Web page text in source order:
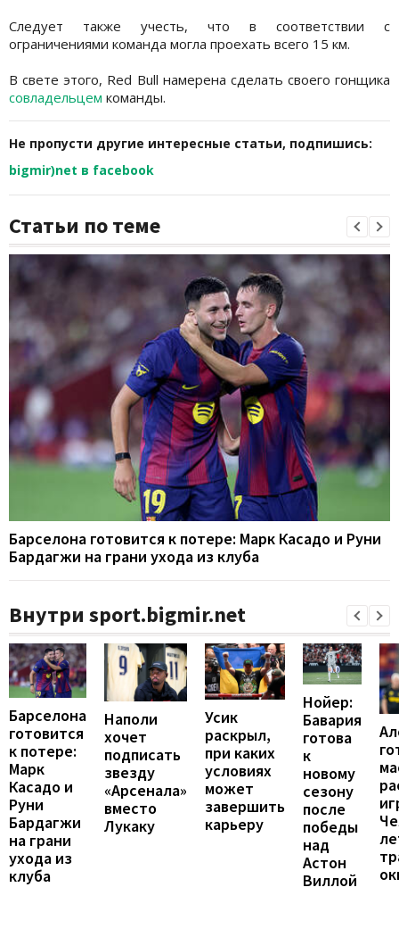
Следует также учесть, что в соответствии с
ограничениями команда могла проехать всего 15 км.
В свете этого, Red Bull намерена сделать своего гонщика
совладельцем команды.
Не пропусти другие интересные статьи, подпишись:
bigmir)net в facebook
Статьи по теме
Барселона готовится к потере: Марк Касадо и Руни
Бардагжи на грани ухода из клуба
Внутри sport.bigmir.net
Барселона
готовится
к потере:
Марк
Касадо и
Руни
Бардагжи
на грани
ухода из
клуба
Наполи
хочет
подписать
звезду
«Арсенала»
вместо
Лукаку
Усик
раскрыл,
при каких
условиях
может
завершить
карьеру
Нойер:
Бавария
готова
к
новому
сезону
после
победы
над
Астон
Виллой